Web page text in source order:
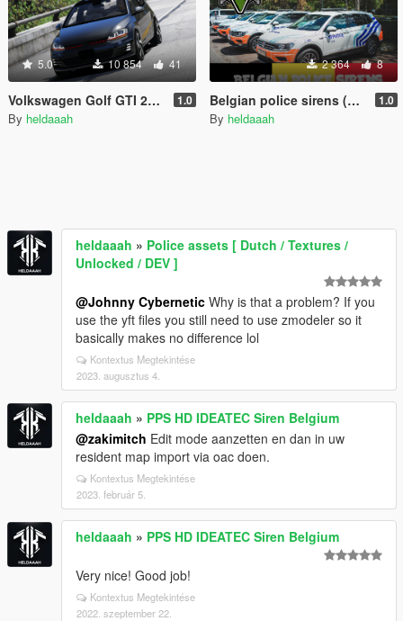
5.0 10 854 41
Volkswagen Golf GTI 2014 [Replace | Unlocked] 1.0
By heldaaah
2 364 8
Belgian police sirens (E-HORN) REAL ONES 1.0
By heldaaah
heldaaah » Police assets [ Dutch / Textures /
Unlocked / DEV ]
@Johnny Cybernetic Why is that a problem? If you
use the yft files you still need to use zmodeler so it
basically makes no difference lol
Kontextus Megtekintése
2023. augusztus 4.
heldaaah » PPS HD IDEATEC Siren Belgium
@zakimitch Edit mode aanzetten en dan in uw
resident map import via oac doen.
Kontextus Megtekintése
2023. február 5.
heldaaah » PPS HD IDEATEC Siren Belgium
Very nice! Good job!
Kontextus Megtekintése
2022. szeptember 22.